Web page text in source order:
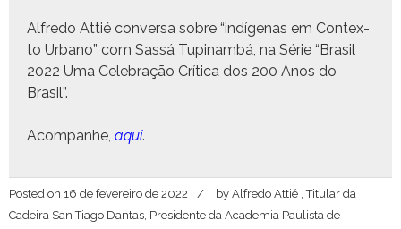
Alfre­do Attié con­ver­sa sobre “indí­ge­nas em Con­tex­
to Urbano” com Sassá Tupinam­bá, na Série “Brasil
2022 Uma Cel­e­bração Críti­ca dos 200 Anos do
Brasil”.
Acom­pan­he, aqui.
Posted on 16 de fevereiro de 2022 by Alfredo Attié , Titular da
Cadeira San Tiago Dantas, Presidente da Academia Paulista de